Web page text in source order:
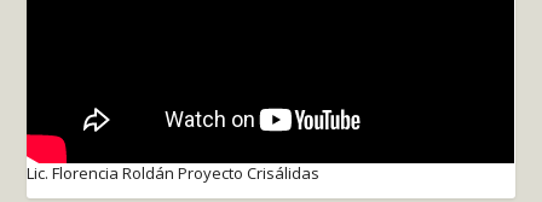
Lic. Florencia Roldán Proyecto Crisálidas